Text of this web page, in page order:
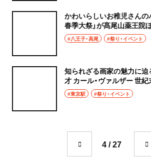
かわいらしいお稚児さんの
春季大祭」が髙尾山薬王院
催#八王子・高尾 #祭り・イベント
知られざる画家の魅力に迫
才 カール・ヴァルザー 世
月18日～6月21日、丸の内『
ャラリー』で開催！
#東京駅 #祭り・イベント
4 / 27